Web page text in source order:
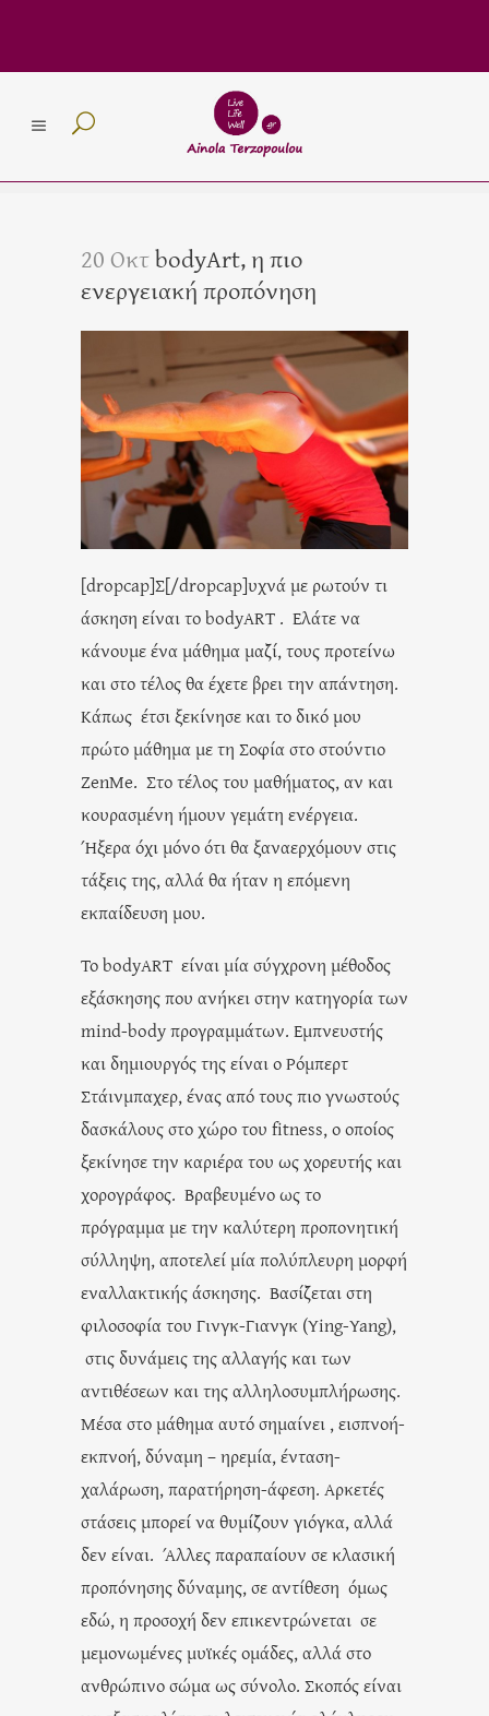
20 ΟκτbodyArt, η πιο
ενεργειακή προπόνηση
[dropcap]Σ[/dropcap]υχνά με ρωτούν τι
άσκηση είναι το bodyART . Ελάτε να
κάνουμε ένα μάθημα μαζί, τους προτείνω
και στο τέλος θα έχετε βρει την απάντηση.
Κάπως έτσι ξεκίνησε και το δικό μου
πρώτο μάθημα με τη Σοφία στο στούντιο
ZenMe. Στο τέλος του μαθήματος, αν και
κουρασμένη ήμουν γεμάτη ενέργεια.
Ήξερα όχι μόνο ότι θα ξαναερχόμουν στις
τάξεις της, αλλά θα ήταν η επόμενη
εκπαίδευση μου.
Το bodyART είναι μία σύγχρονη μέθοδος
εξάσκησης που ανήκει στην κατηγορία των
mind-body προγραμμάτων. Εμπνευστής
και δημιουργός της είναι ο Ρόμπερτ
Στάινμπαχερ, ένας από τους πιο γνωστούς
δασκάλους στο χώρο του fitness, ο οποίος
ξεκίνησε την καριέρα του ως χορευτής και
χορογράφος. Βραβευμένο ως το
πρόγραμμα με την καλύτερη προπονητική
σύλληψη, αποτελεί μία πολύπλευρη μορφή
εναλλακτικής άσκησης. Βασίζεται στη
φιλοσοφία του Γινγκ-Γιανγκ (Ying-Yang),
στις δυνάμεις της αλλαγής και των
αντιθέσεων και της αλληλοσυμπλήρωσης.
Μέσα στο μάθημα αυτό σημαίνει , εισπνοή-
εκπνοή, δύναμη – ηρεμία, ένταση-
χαλάρωση, παρατήρηση-άφεση. Αρκετές
στάσεις μπορεί να θυμίζουν γιόγκα, αλλά
δεν είναι. Άλλες παραπαίουν σε κλασική
προπόνησης δύναμης, σε αντίθεση όμως
εδώ, η προσοχή δεν επικεντρώνεται σε
μεμονωμένες μυϊκές ομάδες, αλλά στο
ανθρώπινο σώμα ως σύνολο. Σκοπός είναι